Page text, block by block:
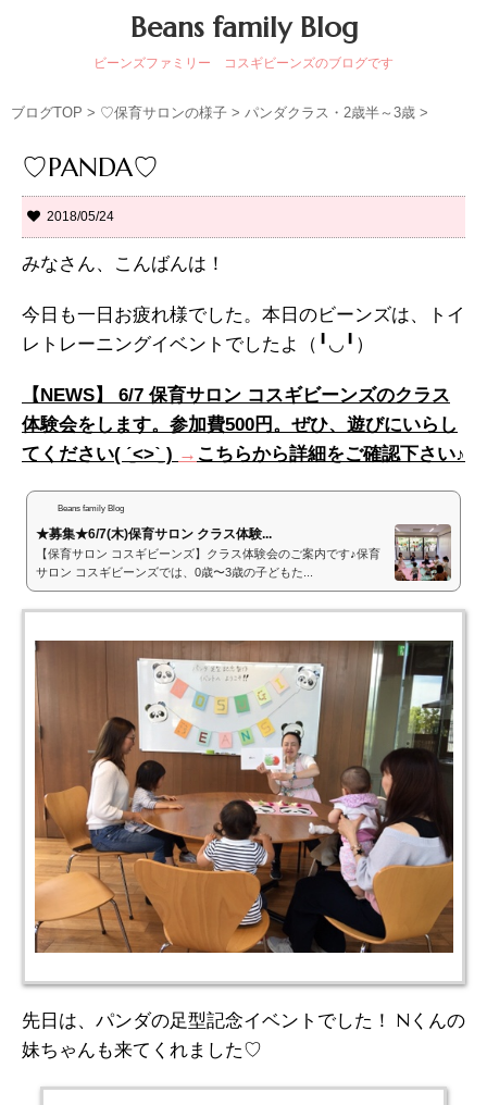
Beans family Blog
ビーンズファミリー コスギビーンズのブログです
ブログTOP > ♡保育サロンの様子 > パンダクラス・2歳半～3歳 >
♡PANDA♡
2018/05/24
みなさん、こんばんは！
今日も一日お疲れ様でした。本日のビーンズは、トイ
レトレーニングイベントでしたよ（╹◡╹）
【NEWS】 6/7 保育サロン コスギビーンズのクラス
体験会をします。参加費500円。ぜひ、遊びにいらし
てください( ˊ̱˂˃ˋ̱ ) → こちらから詳細をご確認下さい♪
Beans family Blog
★募集★6/7(木)保育サロン クラス体験...
【保育サロン コスギビーンズ】クラス体験会のご案内です♪保育
サロン コスギビーンズでは、0歳〜3歳の子どもた...
先日は、パンダの足型記念イベントでした！ Nくんの
妹ちゃんも来てくれました♡